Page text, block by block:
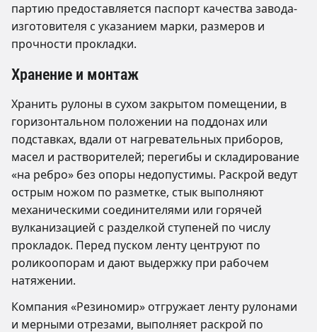
партию предоставляется паспорт качества завода-
изготовителя с указанием марки, размеров и
прочности прокладки.
Хранение и монтаж
Хранить рулоны в сухом закрытом помещении, в
горизонтальном положении на поддонах или
подставках, вдали от нагревательных приборов,
масел и растворителей; перегибы и складирование
«на ребро» без опоры недопустимы. Раскрой ведут
острым ножом по разметке, стык выполняют
механическими соединителями или горячей
вулканизацией с разделкой ступеней по числу
прокладок. Перед пуском ленту центруют по
роликоопорам и дают выдержку при рабочем
натяжении.
Компания «Резиномир» отгружает ленту рулонами
и мерными отрезами, выполняет раскрой по